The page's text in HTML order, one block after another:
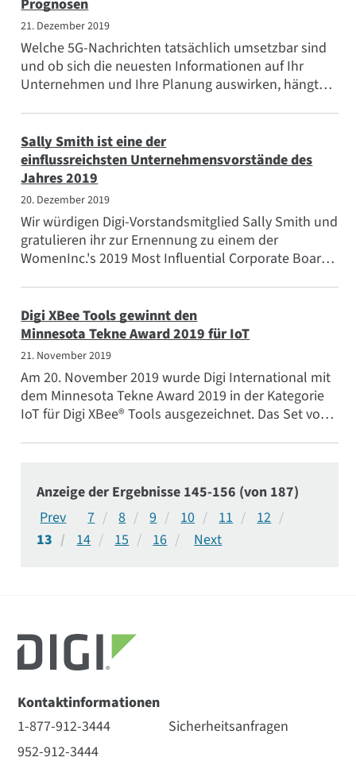
Prognosen
21. Dezember 2019
Welche 5G-Nachrichten tatsächlich umsetzbar sind
und ob sich die neuesten Informationen auf Ihr
Unternehmen und Ihre Planung auswirken, hängt
Sally Smith ist eine der
einflussreichsten Unternehmensvorstände des
Jahres 2019
20. Dezember 2019
Wir würdigen Digi-Vorstandsmitglied Sally Smith und
gratulieren ihr zur Ernennung zu einem der
WomenInc.'s 2019 Most Influential Corporate Board
Digi XBee Tools gewinnt den
Minnesota Tekne Award 2019 für IoT
21. November 2019
Am 20. November 2019 wurde Digi International mit
dem Minnesota Tekne Award 2019 in der Kategorie
IoT für Digi XBee® Tools ausgezeichnet. Das Set von
Anzeige der Ergebnisse 145-156 (von 187)
7
8 9 10 11
12
13
14 15 16
Kontaktinformationen
1-877-912-3444
952-912-3444
Sicherheitsanfragen